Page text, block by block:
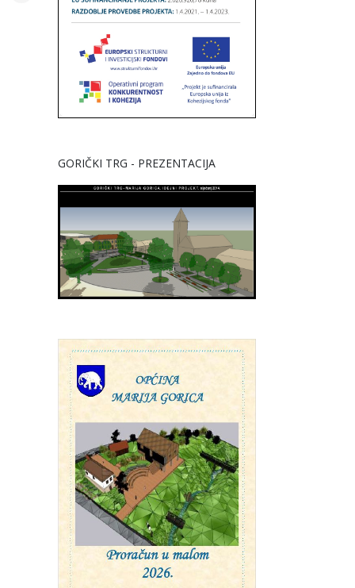
GORIČKI TRG - PREZENTACIJA